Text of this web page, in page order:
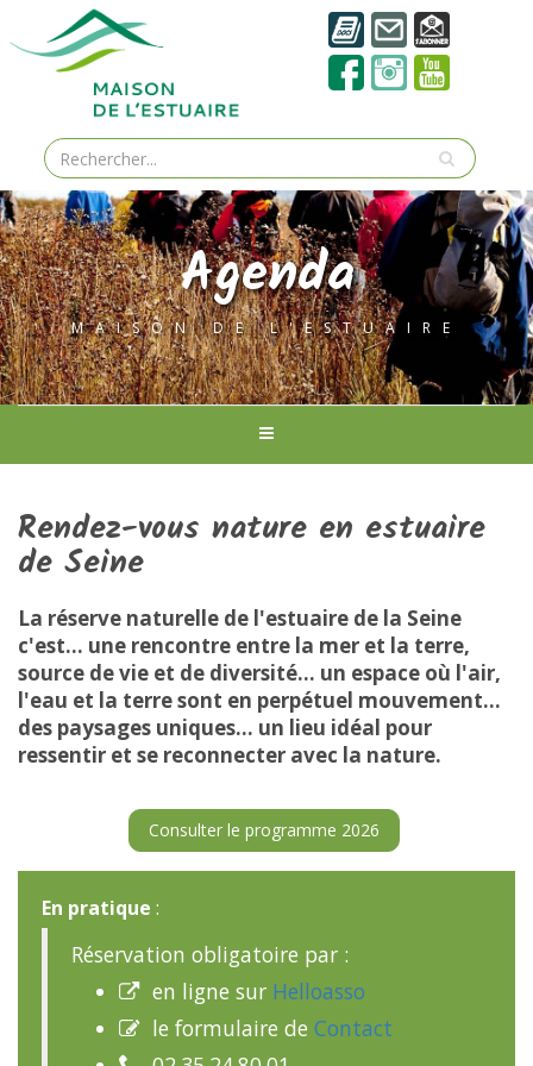
Agenda
MAISON DE L'ESTUAIRE
Rendez-vous nature en estuaire
de Seine
La réserve naturelle de l'estuaire de la Seine
c'est... une rencontre entre la mer et la terre,
source de vie et de diversité... un espace où l'air,
l'eau et la terre sont en perpétuel mouvement...
des paysages uniques... un lieu idéal pour
ressentir et se reconnecter avec la nature.
Consulter le programme 2026
En pratique :
Réservation obligatoire par :
 en ligne sur Helloasso
 le formulaire de Contact